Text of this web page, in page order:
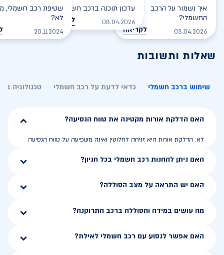
איך נשמור על הרכב
החשמלי?
03.04.2026 לקריאה
עדכון תוכנה ברכב חשמלי
08.04.2026 לקריאה
שטיפת רכב חשמלי,
לא?
20.11.2024
שאלות ותשובות
שימוש ברכב חשמלי כדאי לדעת על רכב חשמלי טכנולוגיה
האם הדלקת אורות מקטינה את טווח הנסיעה?
לא. הדלקת אורות היא זניחה לחלוטין ואינה משפיעה על טווח הנסיעה
האם ניתן להחנות רכב חשמלי בכל חניון?
האם יש התראה על מצב הסוללה?
מה עושים במידה והסוללה ברכב התרוקנה?
האם אפשר לנסוע עם רכב חשמלי לאילת?